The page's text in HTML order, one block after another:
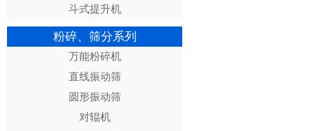
斗式提升机
粉碎、筛分系列
万能粉碎机
直线振动筛
圆形振动筛
对辊机